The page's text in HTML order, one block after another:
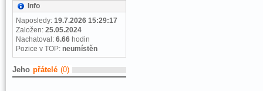
Info
Naposledy: 19.7.2026 15:29:17
Založen: 25.05.2024
Nachatoval: 6.66 hodin
Pozice v TOP: neumístěn
Jeho přátelé (0)